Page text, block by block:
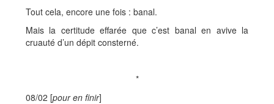
Tout cela, encore une fois : banal.
Mais la certitude effarée que c’est banal en avive la
cruauté d’un dépit consterné.
*
08/02 [pour en finir]